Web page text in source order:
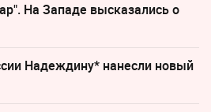
На Западе высказались о
Надеждину* нанесли новый